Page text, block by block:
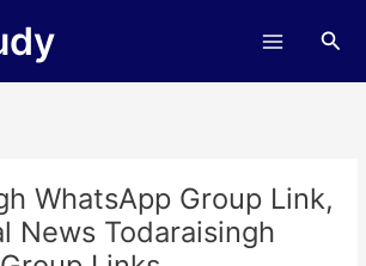
WhatsApp Group Link,
News Todaraisingh